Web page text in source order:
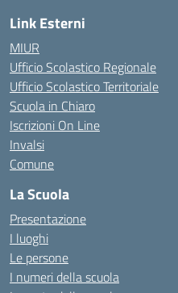
Link Esterni
MIUR
Ufficio Scolastico Regionale
Ufficio Scolastico Territoriale
Scuola in Chiaro
Iscrizioni On Line
Invalsi
Comune
La Scuola
Presentazione
I luoghi
Le persone
I numeri della scuola